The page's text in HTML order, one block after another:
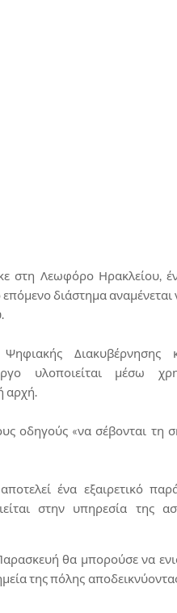
στη Λεωφόρο Ηρακλείου,
διάστημα
Διακυβέρνησης
υλοποιείται μέσω
αρχή.
οδηγούς «να σέβονται τη
ένα εξαιρετικό
στην υπηρεσία της
θα μπορούσε να
της πόλης